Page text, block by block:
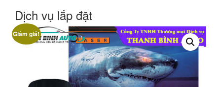
Dịch vụ lắp đặt
Giảm giá!